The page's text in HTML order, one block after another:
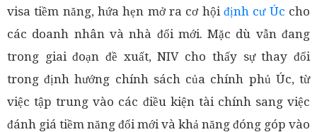
visa tiềm năng, hứa hẹn mở ra cơ hội định cư Úc cho
các doanh nhân và nhà đổi mới. Mặc dù vẫn đang
trong giai đoạn đề xuất, NIV cho thấy sự thay đổi
trong định hướng chính sách của chính phủ Úc, từ
việc tập trung vào các điều kiện tài chính sang việc
đánh giá tiềm năng đổi mới và khả năng đóng góp vào